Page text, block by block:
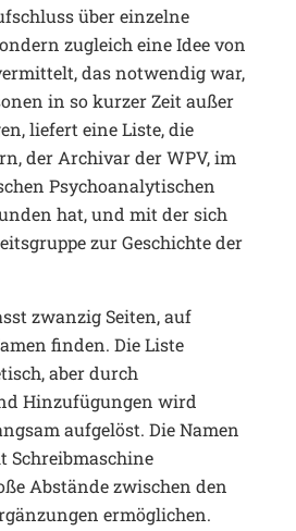
über einzelne
zugleich eine Idee von
das notwendig war,
in so kurzer Zeit außer
liefert eine Liste, die
der Archivar der WPV, im
Psychoanalytischen
hat, und mit der sich
zur Geschichte der
zwanzig Seiten, auf
finden. Die Liste
aber durch
Hinzufügungen wird
aufgelöst. Die Namen
Schreibmaschine
Abstände zwischen den
ermöglichen.